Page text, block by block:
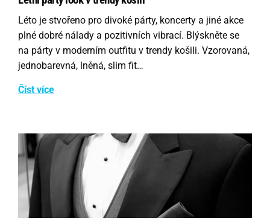
Léto je stvořeno pro divoké párty, koncerty a jiné akce
plné dobré nálady a pozitivních vibrací. Blýskněte se
na párty v moderním outfitu v trendy košili. Vzorovaná,
jednobarevná, lněná, slim fit…
Číst více